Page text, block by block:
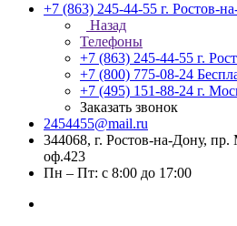
+7 (863) 245-44-55 г. Ростов-
Назад
Телефоны
+7 (863) 245-44-55 г.
+7 (800) 775-08-24
+7 (495) 151-88-24 г.
Заказать звонок
2454455@mail.ru
344068, г. Ростов-на-Дону,
оф.423
Пн – Пт: с 8:00 до 17:00